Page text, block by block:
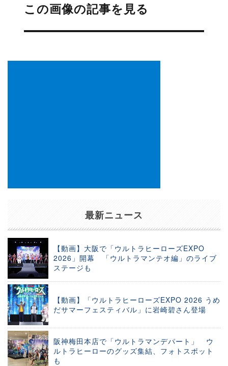
ナ
ビ
ー
この画像の記事を見る
最新ニュース
【動画】大阪で「ウルトラヒーローズEXPO
2026」開幕 「ウルトラマンテオ編」のライブ
ステージも
【動画】「ウルトラヒーローズEXPO 2026 うめ
だサマーフェスティバル」に岩崎碧さん登場
阪神梅田本店で「ウルトラマンデパート」 ウ
ルトラヒーローのグッズ集結、フォトスポット
も